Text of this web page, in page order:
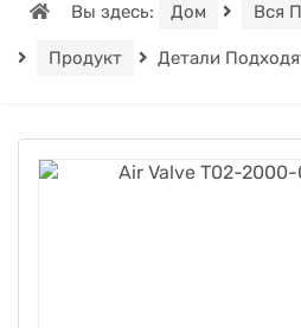
Вы здесь: Дом Вся
Продукт Детали